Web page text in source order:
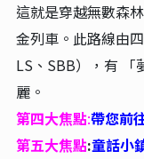
這就是穿越無數森
金列車。此路線由
LS、SBB），有 「
麗。
第四大焦點:帶您前
第五大焦點:童話小